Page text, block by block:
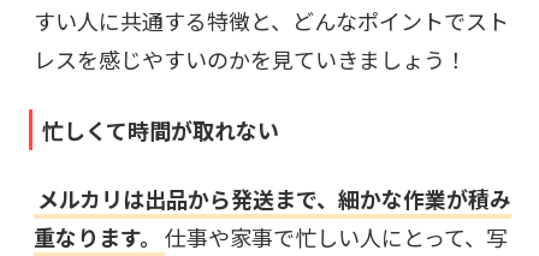
すい人に共通する特徴と、どんなポイントでスト
レスを感じやすいのかを見ていきましょう！
忙しくて時間が取れない
メルカリは出品から発送まで、細かな作業が積み
重なります。 仕事や家事で忙しい人にとって、写